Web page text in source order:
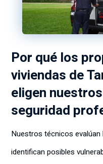
Por qué los
viviendas de
eligen
seguridad
Nuestros técnicos
identifican posibles